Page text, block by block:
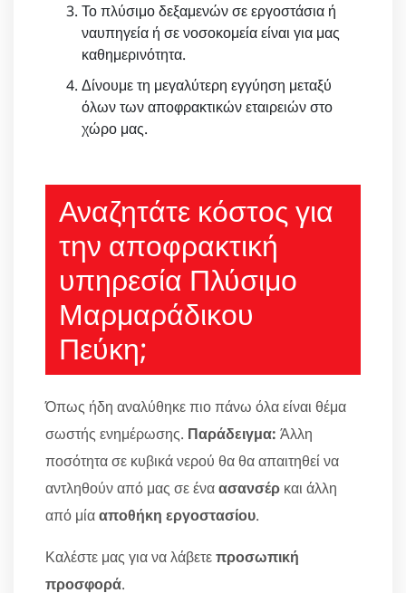
Το πλύσιμο δεξαμενών σε εργοστάσια ή
ναυπηγεία ή σε νοσοκομεία είναι για μας
καθημερινότητα.
Δίνουμε τη μεγαλύτερη εγγύηση μεταξύ
όλων των αποφρακτικών εταιρειών στο
χώρο μας.
Αναζητάτε κόστος για
την αποφρακτική
υπηρεσία Πλύσιμο
Μαρμαράδικου
Πεύκη;
Όπως ήδη αναλύθηκε πιο πάνω όλα είναι θέμα
σωστής ενημέρωσης. Παράδειγμα: Άλλη
ποσότητα σε κυβικά νερού θα θα απαιτηθεί να
αντληθούν από μας σε έναασανσέρ και άλλη
από μίααποθήκη εργοστασίου.
Καλέστε μας για να λάβετεπροσωπική
προσφορά.